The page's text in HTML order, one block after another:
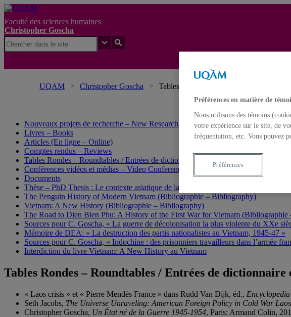
Faculté des sciences humaines
Christopher Goscha
UQAM Christopher Goscha Tables Rondes – Roundtables / Entrées
Nouveaux projets de recherche – New Research Projects
Livres – Books
Articles (En ligne – Online)
Comptes rendus – Reviews
Tables Rondes – Roundtables / Entrées de dictionnaire et d’encyclopédie –
Conférences vidéos et médias – Video Conferences and media
Documents
Thèse – PhD Thesis : Le contexte asiatique de la guerre d’Indochine
The Penguin History of Modern Vietnam (Bibliographie – Bibliography)
Vietnam: A New History (Bibliographie – Bibliography)
The Road to Dien Bien Phu: A History of the First War for Vietnam
Sources pour C. Goscha, « La guerre de décolonisation la plus violente du XXe
Mémoire de DEA: « La destruction des partis nationalistes au Vietnam, 1945-47 »
Sources pour C. Goscha, « Indochine : des prisonniers travailleurs dans l’armée
Interdiction du livre Vietnam: A New History au Vietnam
Tables Rondes – Roundtables / Entrées de
« Laos crisis » et « Pierre Mendès France » dans Rudd Van Dijk, éd.,
Seth Jacobs, The Universe Unraveling: American Foreign Policy in Cold War Laos
Christopher Goscha, Un État né de la Guerre 1945-1954, Paris: Armand Colin,
Préférences en matière de
Nous utilisons des témoins
votre expérience sur le site, de
fréquentation, etc. Vous pouvez
Préférences